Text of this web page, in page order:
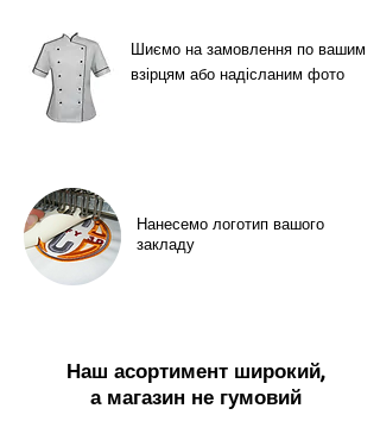
Шиємо на замовлення по вашим
взірцям або надісланим фото
Нанесемо логотип вашого
закладу
Наш асортимент широкий,
а магазин не гумовий